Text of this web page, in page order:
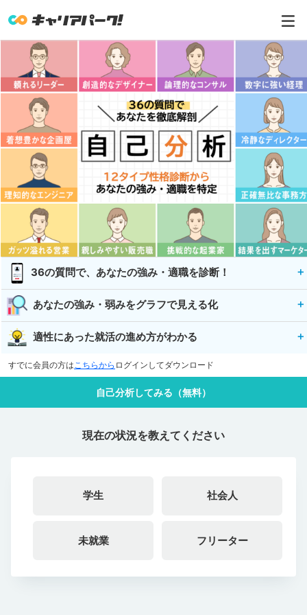
36の質問で、あなたの強み・適職を診断！
あなたの強み・弱みをグラフで見える化
適性にあった就活の進め方がわかる
すでに会員の方は こちらから ログインしてダウンロード
自己分析してみる（無料）
現在の状況を教えてください
学生 社会人
未就業 フリーター